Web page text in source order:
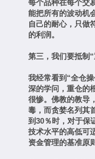
每个品种在每个交
能把所有的波动机
自己的耐心，只做
的利润。
第三，我们要抵制 “
我经常看到 “全仓
深的学问，重仓的
很惨。佛教的教导
毒，而贪婪名列其
到30％时，对于保
技术水平的高低可
资金管理的基准原